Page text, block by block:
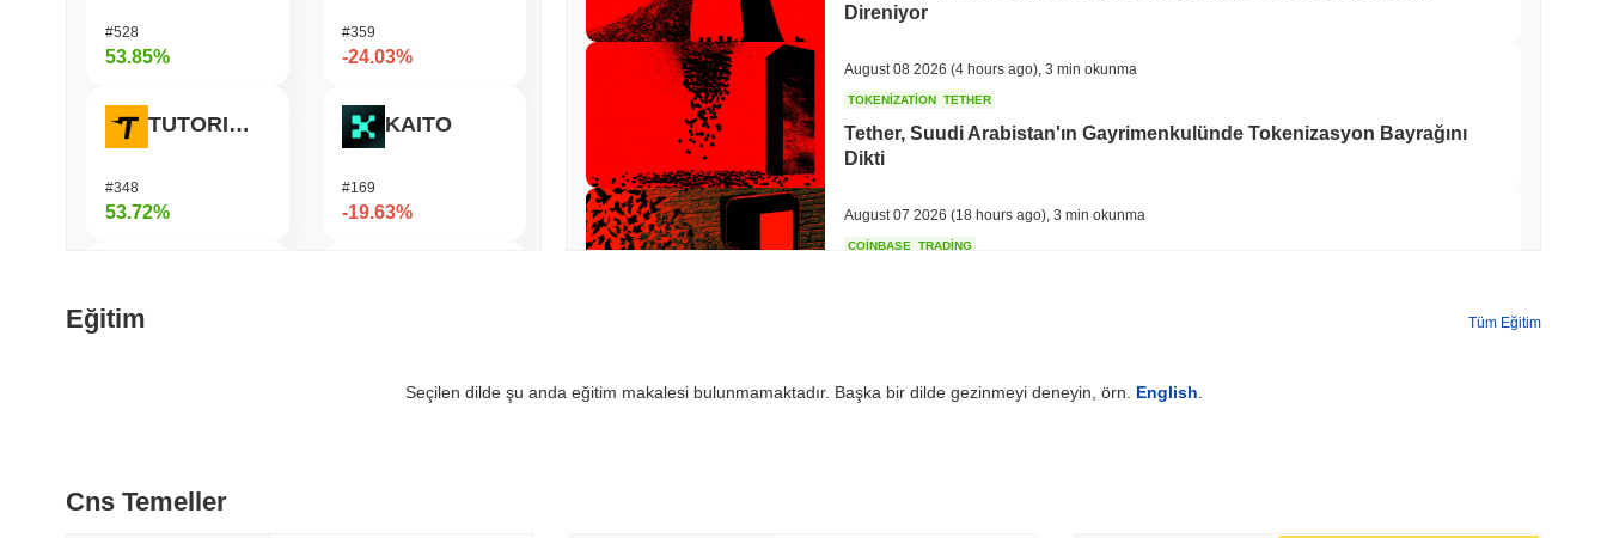
#528
53.85%
TUTORIAL
#348
53.72%
#273
#359
-24.03%
KAITO
#169
-19.63%
Direniyor
August 08 2026 (4 hours ago) 3 min okunma
TOKENIZATION TETHER
Tether, Suudi Arabistan'ın Gayrimenkulünde Tokenizasyon Bayrağını
Dikti
August 07 2026 (18 hours ago) 3 min okunma
COINBASE TRADING
SEC ETFS
Eğitim Tüm Eğitim
Seçilen dilde şu anda eğitim makalesi bulunmamaktadır. Başka bir dilde gezinmeyi deneyin, örn. English
Cns Temeller